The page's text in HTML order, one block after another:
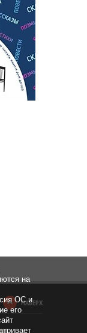
НАВЕРХ
на
ОС и
его